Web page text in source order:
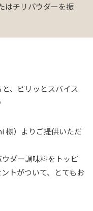
はチリパウダーを振
、ピリッとスパイス
様）よりご提供いただ
ダー調味料をトッピ
トがついて、とてもお